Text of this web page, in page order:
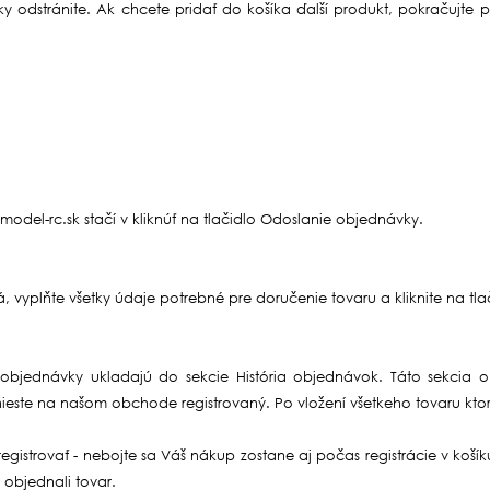
odstránite. Ak chcete pridať do košíka ďalší produkt,
rc.sk stačí v kliknúť na tlačidlo Odoslanie objednávky.
vyplňte všetky údaje potrebné pre doručenie tovaru a kliknite na
ukladajú do sekcie História objednávok. Táto sekcia
na našom obchode registrovaný. Po vložení všetkeho tovaru
- nebojte sa Váš nákup zostane aj počas registrácie v
objednali tovar.